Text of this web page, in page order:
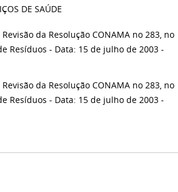
DE SAÚDE
da Resolução CONAMA no 283, no
Resíduos - Data: 15 de julho de 2003 -
da Resolução CONAMA no 283, no
Resíduos - Data: 15 de julho de 2003 -